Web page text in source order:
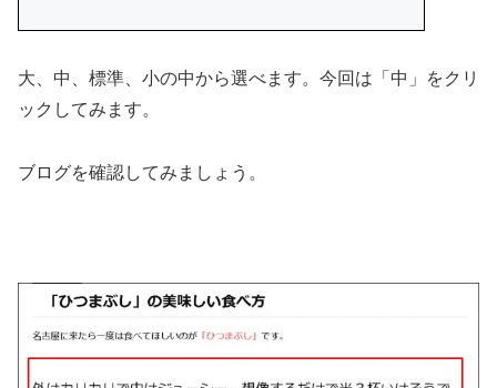
大、中、標準、小の中から選べます。今回は「中」をクリ
ックしてみます。
ブログを確認してみましょう。